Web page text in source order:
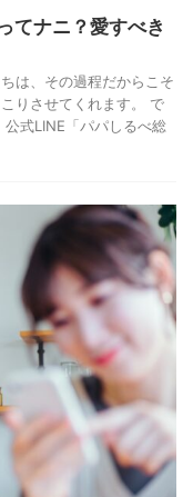
てナニ？愛すべき
は、その過程だからこそ
りさせてくれます。 で
式LINE「パパしるべ総